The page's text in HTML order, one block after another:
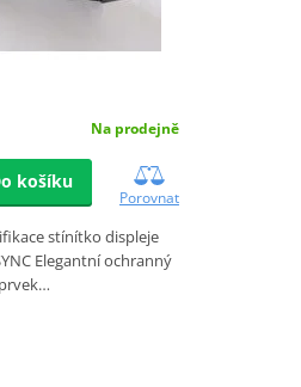
Na prodejně
košíku
Porovnat
stínítko displeje
Elegantní ochranný
prvek…